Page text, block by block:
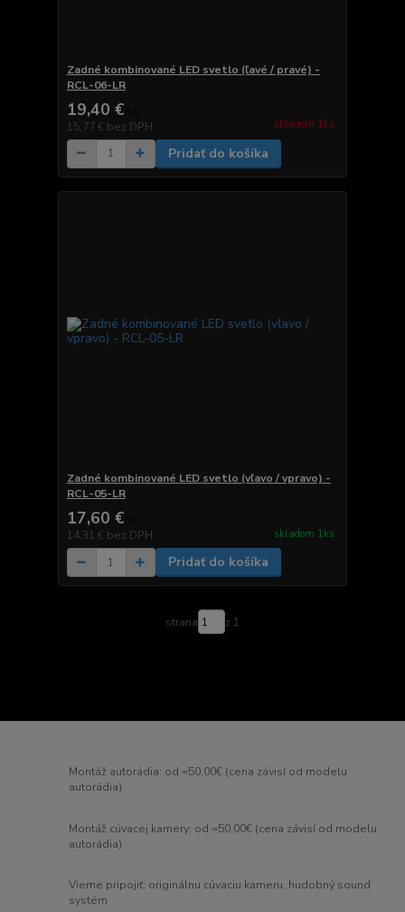
Zadné kombinované LED svetlo (ľavé / pravé) -
RCL-06-LR
19,40 €
15,77 € bez DPH skladom 1ks
Pridať do košíka
Zadné kombinované LED svetlo (vľavo / vpravo) -
RCL-05-LR
17,60 €
14,31 € bez DPH skladom 1ks
Pridať do košíka
strana z 1
Montáž autorádia: od =50,00€ (cena závisí od modelu
autorádia)
Montáž cúvacej kamery: od =50,00€ (cena závisí od modelu
autorádia)
Vieme pripojiť: originálnu cúvaciu kameru, hudobný sound
systém